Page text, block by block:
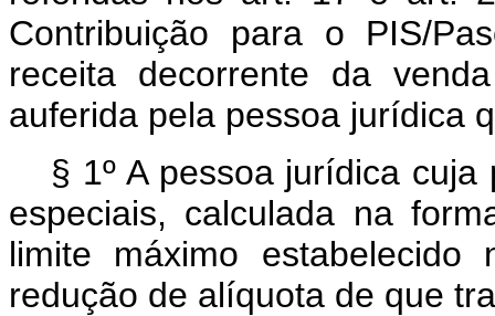
Contribuição para o PIS/
receita decorrente da
auferida pela pessoa jurídica
§ 1º A pessoa jurídica
especiais, calculada na
limite máximo
redução de alíquota de que